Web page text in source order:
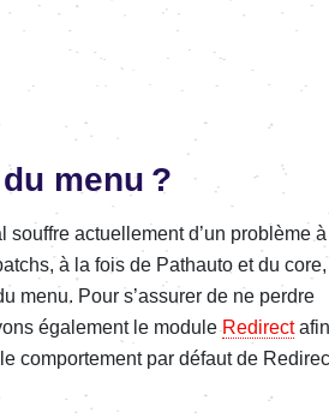
menu ?
souffre actuel­­le­­ment d’un problème
à la fois de Pathauto et du core,
menu. Pour s’as­­su­­rer de ne perdre
égale­­ment le moduleRedi­­rectafin
compor­­te­­ment par défaut de